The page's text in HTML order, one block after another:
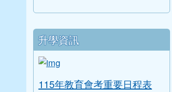
升學資訊
link to https://
ink to https://tyc.entry.edu.tw/
115年教育會考重要日程表